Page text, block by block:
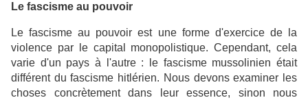
Le fascisme au pouvoir
Le fascisme au pouvoir est une forme d'exercice de la
violence par le capital monopolistique. Cependant, cela
varie d'un pays à l'autre : le fascisme mussolinien était
différent du fascisme hitlérien. Nous devons examiner les
choses concrètement dans leur essence, sinon nous